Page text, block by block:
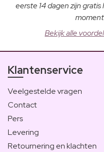
eerste 14 dagen zijn
Bekijk alle
Klantenservice
Veelgestelde vragen
Contact
Pers
Levering
Retournering en klachten